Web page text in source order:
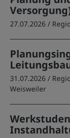
27.07.2026 /
31.07.2026 /
Weisweiler